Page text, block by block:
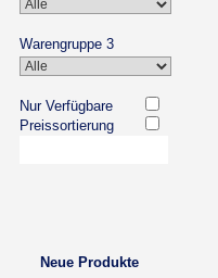
Warengruppe 3
Nur Verfügbare
Preissortierung
Neue Produkte